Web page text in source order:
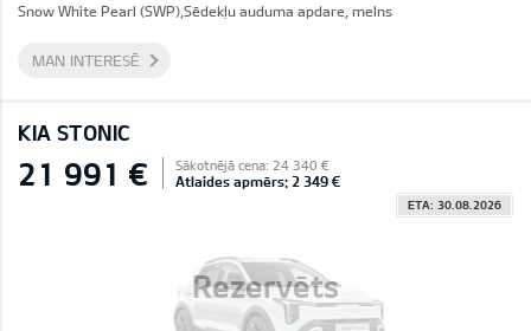
Snow White Pearl (SWP),Sēdekļu auduma apdare, melns
MAN INTERESĒ
KIA STONIC
Rezervēts
21 991 € Sākotnējā cena: 24 340 €
Atlaides apmērs: 2 349 €
ETA: 30.08.2026